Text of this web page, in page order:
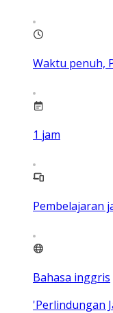
Waktu penuh,
1 jam
Pembelajaran
Bahasa inggris
'Perlindungan